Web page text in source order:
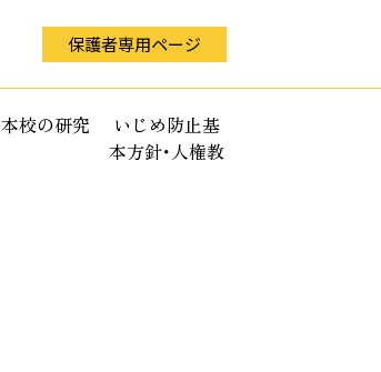
保護者専用ページ
本校の研究
いじめ防止基
本方針･人権教